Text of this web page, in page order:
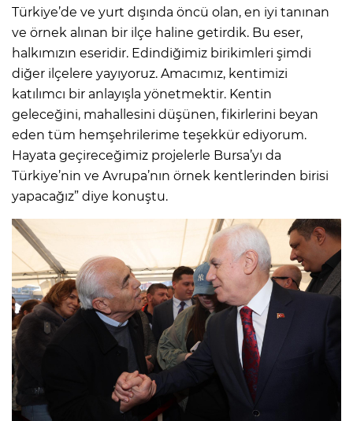
Türkiye’de ve yurt dışında öncü olan, en iyi tanınan
ve örnek alınan bir ilçe haline getirdik. Bu eser,
halkımızın eseridir. Edindiğimiz birikimleri şimdi
diğer ilçelere yayıyoruz. Amacımız, kentimizi
katılımcı bir anlayışla yönetmektir. Kentin
geleceğini, mahallesini düşünen, fikirlerini beyan
eden tüm hemşehrilerime teşekkür ediyorum.
Hayata geçireceğimiz projelerle Bursa’yı da
Türkiye’nin ve Avrupa’nın örnek kentlerinden birisi
yapacağız” diye konuştu.